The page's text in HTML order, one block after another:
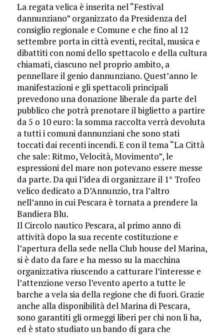
La regata velica è inserita nel “Festival
dannunziano” organizzato da Presidenza del
consiglio regionale e Comune e che fino al 12
settembre porta in città eventi, recital, musica e
dibattiti con nomi dello spettacolo e della cultura
chiamati, ciascuno nel proprio ambito, a
pennellare il genio dannunziano. Quest’anno le
manifestazioni e gli spettacoli principali
prevedono una donazione liberale da parte del
pubblico che potrà prenotare il biglietto a partire
da 5 o 10 euro: la somma raccolta verrà devoluta
a tutti i comuni dannunziani che sono stati
toccati dai recenti incendi. E con il tema “La Città
che sale: Ritmo, Velocità, Movimento”, le
espressioni del mare non potevano essere messe
da parte. Da qui l’idea di organizzare il 1° Trofeo
velico dedicato a D’Annunzio, tra l’altro
nell’anno in cui Pescara è tornata a prendere la
Bandiera Blu.
Il Circolo nautico Pescara, al primo anno di
attività dopo la sua recente costituzione e
l’apertura della sede nella Club house del Marina,
si è dato da fare e ha messo su la macchina
organizzativa riuscendo a catturare l’interesse e
l’attenzione verso l’evento aperto a tutte le
barche a vela sia della regione che di fuori. Grazie
anche alla disponibilità del Marina di Pescara,
sono garantiti gli ormeggi liberi per chi non li ha,
ed è stato studiato un bando di gara che